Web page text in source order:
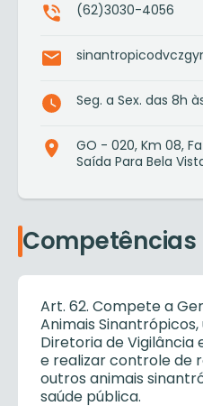
(62)3030-4056
Seg. a Sex. das 8h
GO - 020, Km 08,
Saída Para Bela
Competências
Art. 62. Compete a
Animais
Diretoria de Vigilância
e realizar controle de
outros animais
saúde pública.